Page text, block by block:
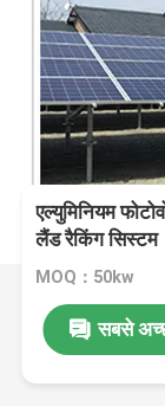
एल्युमिनियम
लैंड रैकिंग सिस्टम
MOQ：50kw
सबसे